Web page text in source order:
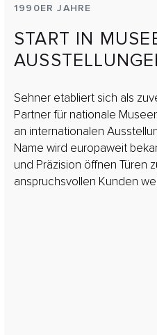
Sehner etabliert sich als
Partner für nationale
an internationalen
Name wird europaweit
und Präzision öffnen Türen
anspruchsvollen Kunden
START IN
1990ER JAHRE